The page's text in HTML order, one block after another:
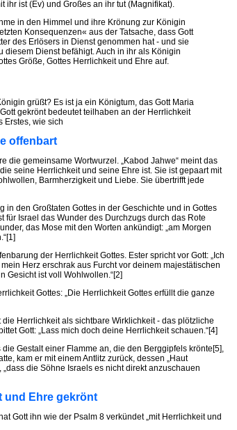
ihr ist (Ev) und Großes an ihr tut (Magnifikat).
in den Himmel und ihre Krönung zur Königin
Konsequenzen« aus der Tatsache, dass Gott
des Erlösers in Dienst genommen hat ‑ und sie
diesem Dienst befähigt. Auch in ihr als Königin
Größe, Gottes Herrlichkeit und Ehre auf.
grüßt? Es ist ja ein Königtum, das Gott Maria
gekrönt bedeutet teilhaben an der Herrlichkeit
Erstes, wie sich
offenbart
die gemeinsame Wortwurzel. „Kabod Jahwe“ meint das
seine Herrlichkeit und seine Ehre ist. Sie ist gepaart mit
Barmherzigkeit und Liebe. Sie übertrifft jede
in den Großtaten Gottes in der Geschichte und in Gottes
Israel das Wunder des Durchzugs durch das Rote
das Mose mit den Worten ankündigt: „am Morgen
der Herrlichkeit Gottes. Ester spricht vor Gott: „Ich
Herz erschrak aus Furcht vor deinem majestätischen
Gesicht ist voll Wohlwollen.“[2]
Gottes: „Die Herrlichkeit Gottes erfüllt die ganze
Herrlichkeit als sichtbare Wirklichkeit - das plötzliche
Gott: „Lass mich doch deine Herrlichkeit schauen.“[4]
Gestalt einer Flamme an, die den Berggipfels krönte[5],
kam er mit einem Antlitz zurück, dessen „Haut
die Söhne Israels es nicht direkt anzuschauen
und Ehre gekrönt
Gott ihn wie der Psalm 8 verkündet „mit Herrlichkeit und